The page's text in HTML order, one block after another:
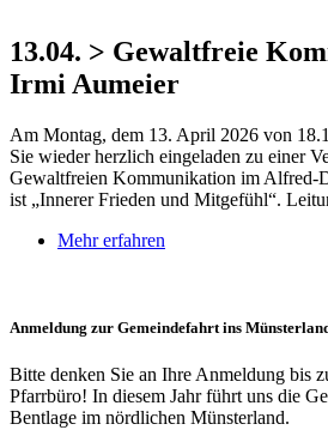
13.04. > Gewaltfreie
Irmi Aumeier
Am Montag, dem 13. April 2026 von
Sie wieder herzlich eingeladen zu einer
Gewaltfreien Kommunikation im Alfred-
ist „Innerer Frieden und Mitgefühl“.
Mehr erfahren
Anmeldung zur Gemeindefahrt ins
Bitte denken Sie an Ihre Anmeldung bis
Pfarrbüro! In diesem Jahr führt uns die
Bentlage im nördlichen Münsterland.